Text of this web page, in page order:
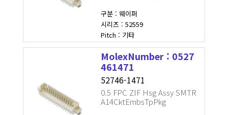
구분 : 웨이퍼
시리즈 : 52559
Pitch : 기타
MolexNumber : 0527
461471
52746-1471
0.5 FPC ZIF Hsg Assy SMTR
A14CktEmbsTpPkg